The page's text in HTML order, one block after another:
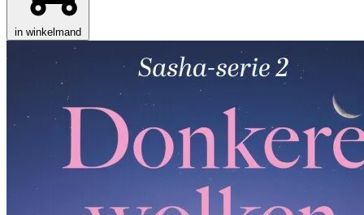
in winkelmand